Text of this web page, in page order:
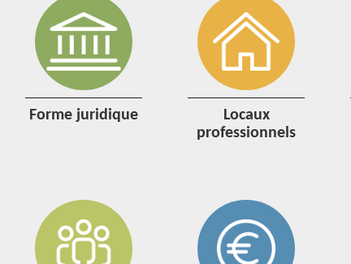
forme juridique
locaux
professionnels